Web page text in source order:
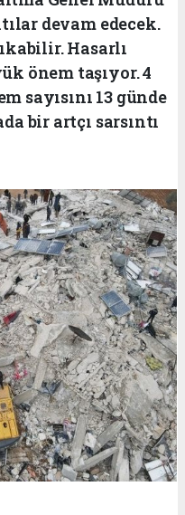
devam edecek.
Hasarlı
önem taşıyor. 4
sayısını 13 günde
bir artçı sarsıntı